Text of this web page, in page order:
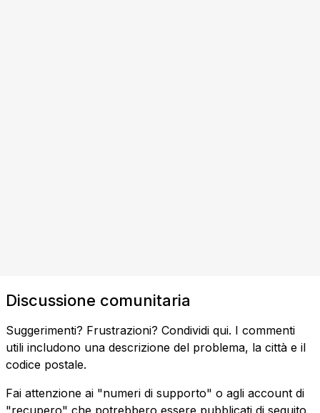
Discussione comunitaria
Suggerimenti? Frustrazioni? Condividi qui. I commenti
utili includono una descrizione del problema, la città e il
codice postale.
Fai attenzione ai "numeri di supporto" o agli account di
"recupero" che potrebbero essere pubblicati di seguito.